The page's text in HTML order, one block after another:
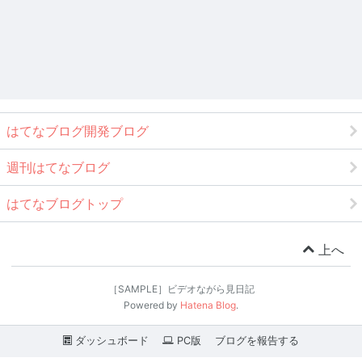
はてなブログ開発ブログ
週刊はてなブログ
はてなブログトップ
上へ
［SAMPLE］ビデオながら見日記
Powered by Hatena Blog.
ダッシュボード PC版 ブログを報告する